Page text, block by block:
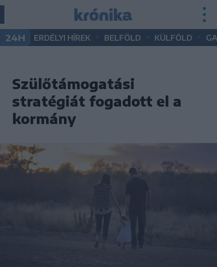
24H ERDÉLYI HÍREK BELFÖLD KÜLFÖLD
Szülőtámogatási
stratégiát fogadott el a
kormány